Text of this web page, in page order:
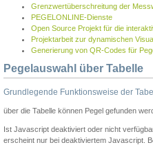
Grenzwertüberschreitung der
PEGELONLINE-Dienste
Open Source Projekt für die
Projektarbeit zur dynamischen
Generierung von QR-Codes für
Pegelauswahl über Tabelle
Grundlegende Funktionsweise der
über die Tabelle können Pegel gefunden
Ist Javascript deaktiviert oder nicht
erscheint nur bei deaktiviertem Javascript.